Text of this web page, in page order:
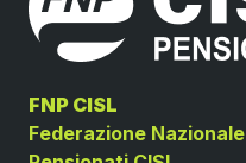
FNP CISL
Federazione Nazionale